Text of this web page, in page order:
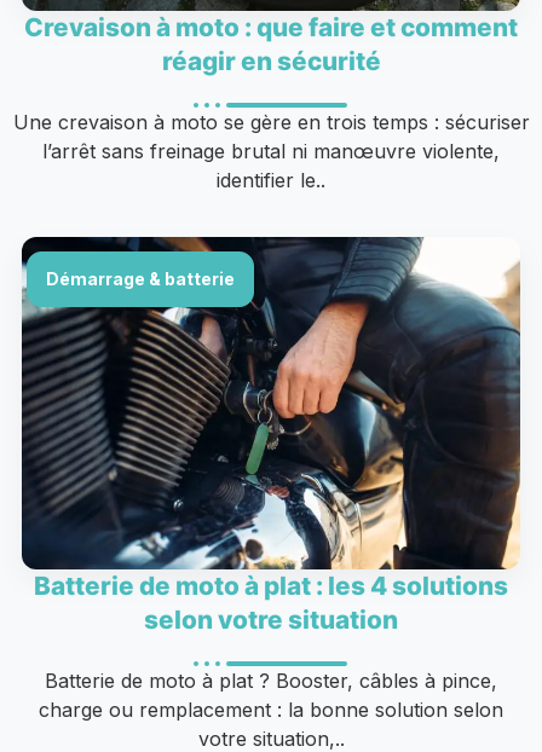
Crevaison à moto : que faire et comment
réagir en sécurité
Une crevaison à moto se gère en trois temps : sécuriser
l’arrêt sans freinage brutal ni manœuvre violente,
identifier le..
Démarrage & batterie
Batterie de moto à plat : les 4 solutions
selon votre situation
Batterie de moto à plat ? Booster, câbles à pince,
charge ou remplacement : la bonne solution selon
votre situation,..